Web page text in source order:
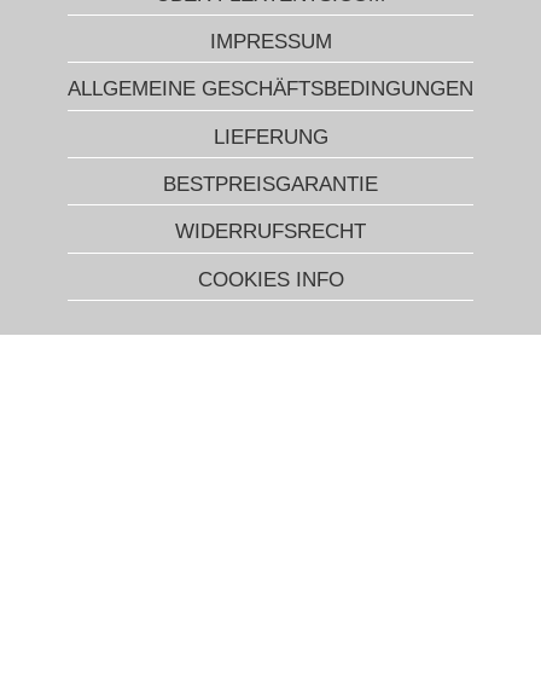
IMPRESSUM
ALLGEMEINE GESCHÄFTSBEDINGUNGEN
LIEFERUNG
BESTPREISGARANTIE
WIDERRUFSRECHT
COOKIES INFO